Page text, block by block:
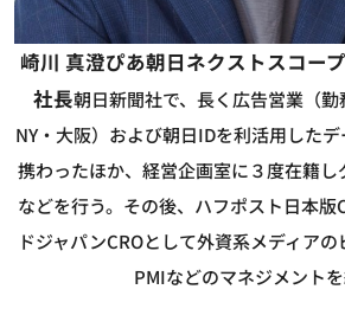
崎川 真澄ぴあ朝日ネクストスコー
社長朝日新聞社で、長く広告営業（勤
NY・大阪）および朝日IDを利活用した
携わったほか、経営企画室に３度在籍し
などを行う。その後、ハフポスト日本版
ドジャパンCROとして外資系メディア
PMIなどのマネジメントを